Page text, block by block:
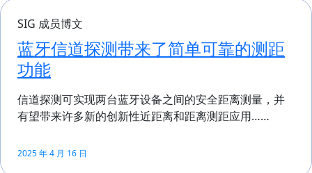
SIG 成员博文
蓝牙信道探测带来了简单可靠的测距
功能
信道探测可实现两台蓝牙设备之间的安全距离测量，并
有望带来许多新的创新性近距离和距离测距应用……
2025 年 4 月 16 日